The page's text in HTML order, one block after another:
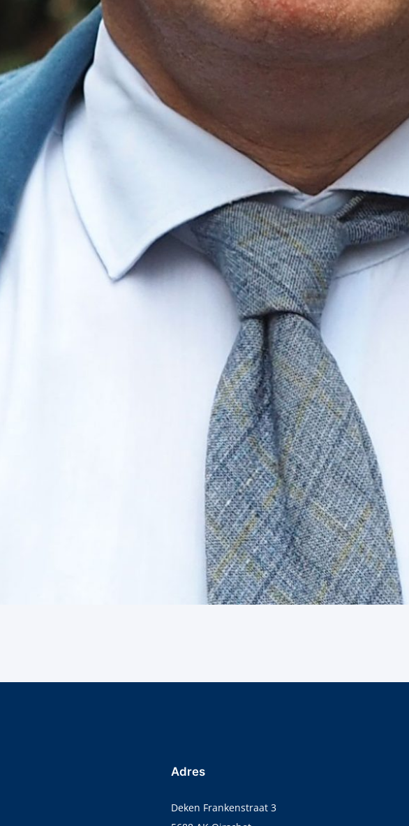
direct toepasbaar zijn voor onze gemeentelijke
Bizob-Tenderdesk
Bizob dat voornamelijk RAW-bestekken
deze trajecten wordt voor negentig procent
basis van het criterium laagste prijs. We kijken in
Tenderdesk daarbij regio-breed naar
en verschuivingen in kansen en risico’s voor de
aangesloten organisaties.
Werkzaam bij
Werkzaam voor alle partners van Bizob
Adres
Deken Frankenstraat 3